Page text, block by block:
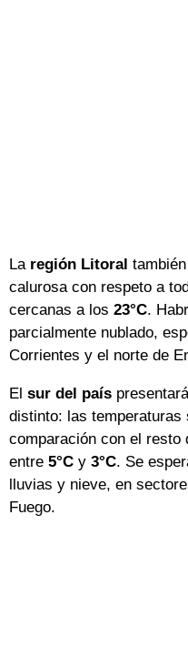
La región Litoral
calurosa con respeto a
cercanas a los 23°C.
parcialmente nublado,
Corrientes y el norte de
El sur del país
distinto: las temperaturas
comparación con el
entre 5°C y 3°C. Se
lluvias y nieve, en
Fuego.